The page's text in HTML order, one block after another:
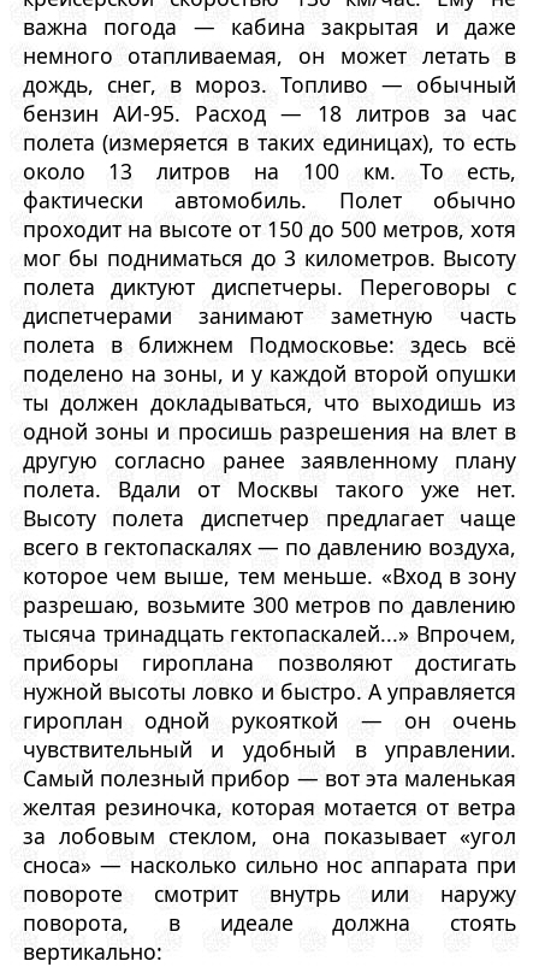
важна погода — кабина закрытая и даже
немного отапливаемая, он может летать в
дождь, снег, в мороз. Топливо — обычный
бензин АИ-95. Расход — 18 литров за час
полета (измеряется в таких единицах), то есть
около 13 литров на 100 км. То есть,
фактически автомобиль. Полет обычно
проходит на высоте от 150 до 500 метров, хотя
мог бы подниматься до 3 километров. Высоту
полета диктуют диспетчеры. Переговоры с
диспетчерами занимают заметную часть
полета в ближнем Подмосковье: здесь всё
поделено на зоны, и у каждой второй опушки
ты должен докладываться, что выходишь из
одной зоны и просишь разрешения на влет в
другую согласно ранее заявленному плану
полета. Вдали от Москвы такого уже нет.
Высоту полета диспетчер предлагает чаще
всего в гектопаскалях — по давлению воздуха,
которое чем выше, тем меньше. «Вход в зону
разрешаю, возьмите 300 метров по давлению
тысяча тринадцать гектопаскалей...» Впрочем,
приборы гироплана позволяют достигать
нужной высоты ловко и быстро. А управляется
гироплан одной рукояткой — он очень
чувствительный и удобный в управлении.
Самый полезный прибор — вот эта маленькая
желтая резиночка, которая мотается от ветра
за лобовым стеклом, она показывает «угол
сноса» — насколько сильно нос аппарата при
повороте смотрит внутрь или наружу
поворота, в идеале должна стоять
вертикально: